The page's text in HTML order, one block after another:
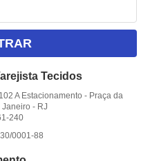
Tecidos
A Estacionamento - Praça da
Janeiro - RJ
240
0001-88